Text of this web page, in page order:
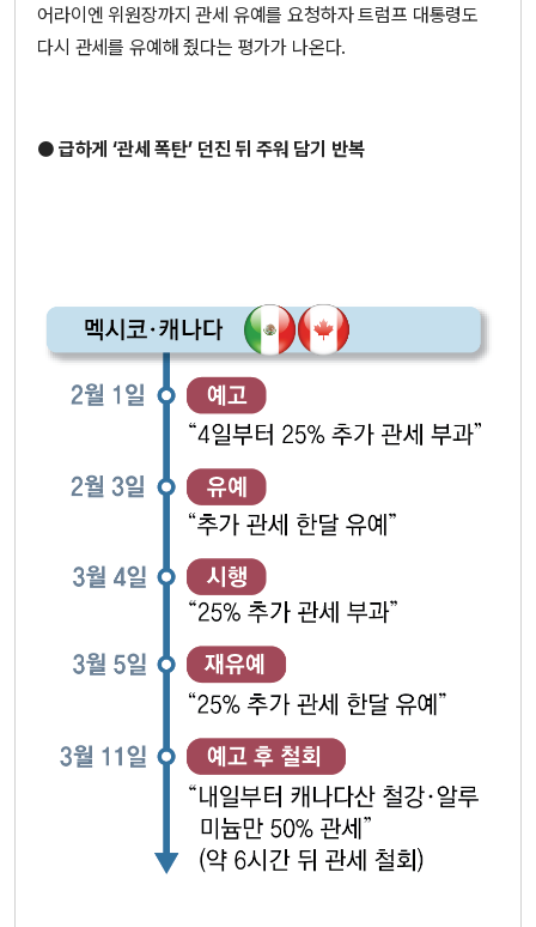
어라이엔 위원장까지 관세 유예를 요청하자 트럼프 대통령도
다시 관세를 유예해 줬다는 평가가 나온다.
● 급하게 ‘관세 폭탄’ 던진 뒤 주워 담기 반복